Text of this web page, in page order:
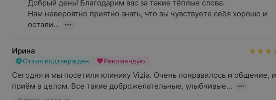
Добрый день! Благодарим вас за такие тёплые слова.
Нам невероятно приятно знать, что вы чувствуете себя хорошо и
остали...
Ирина
Отзыв подтвержден Рекомендую
Сегодня и мы посетили клинику Vizia. Очень понравилось и общение, и
приём в целом. Все такие доброжелательные, улыбчивые...